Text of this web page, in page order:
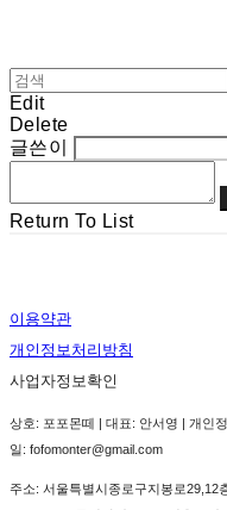
Edit
Delete
글쓴이
Return To List
이용약관
개인정보처리방침
사업자정보확인
상호: 포포몬떼 | 대표: 안서영 | 개인
일: fofomonter@gmail.com
주소: 서울특별시종로구지봉로29,12